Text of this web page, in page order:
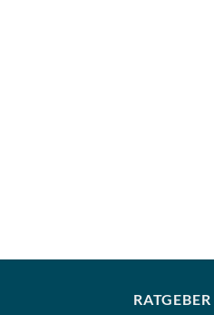
RATGEBER